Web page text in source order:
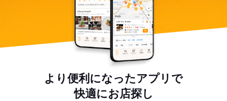
より便利になったアプリで
快適にお店探し